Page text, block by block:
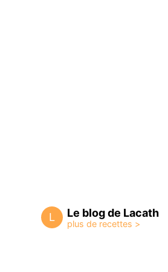
L Le blog de Lacath